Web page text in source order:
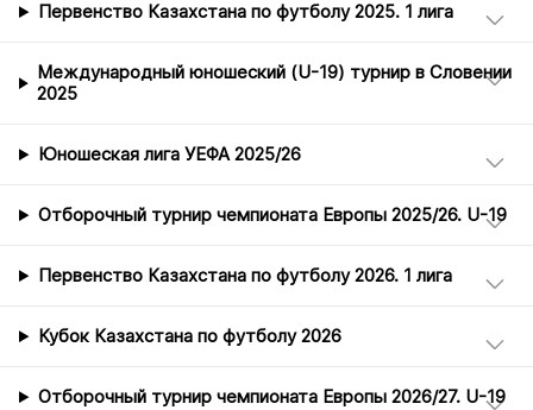
Первенство Казахстана по футболу 2025. 1 лига
Международный юношеский (U-19) турнир в Словении
2025
Юношеская лига УЕФА 2025/26
Отборочный турнир чемпионата Европы 2025/26. U-19
Первенство Казахстана по футболу 2026. 1 лига
Кубок Казахстана по футболу 2026
Отборочный турнир чемпионата Европы 2026/27. U-19